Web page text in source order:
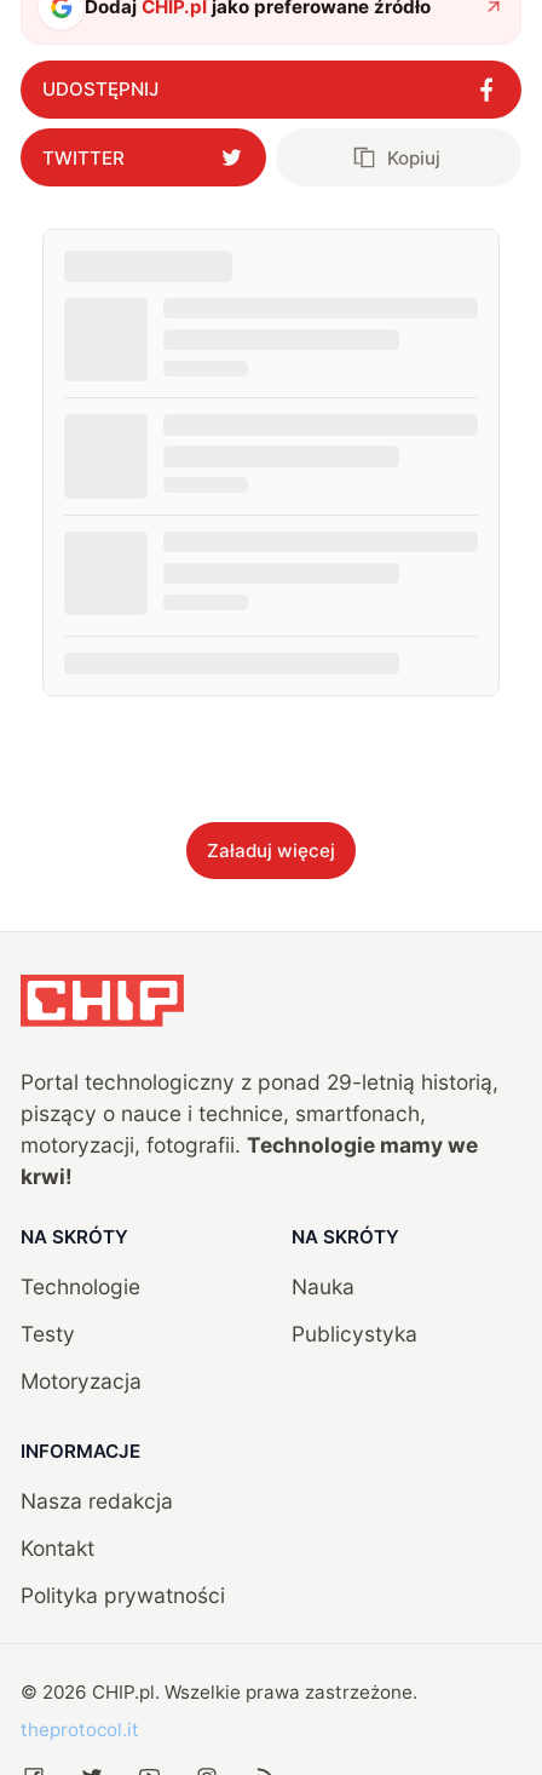
DodajCHIP.pl jako preferowane źródło
UDOSTĘPNIJ
TWITTER Kopiuj
Załaduj więcej
Portal technologiczny z ponad 29-letnią historią,
piszący o nauce i technice, smartfonach,
motoryzacji, fotografii. Technologie mamy we
krwi!
NA SKRÓTY
Technologie
Testy
Motoryzacja
NA SKRÓTY
Nauka
Publicystyka
INFORMACJE
Nasza redakcja
Kontakt
Polityka prywatności
© 2026 CHIP.pl. Wszelkie prawa zastrzeżone.
theprotocol.it